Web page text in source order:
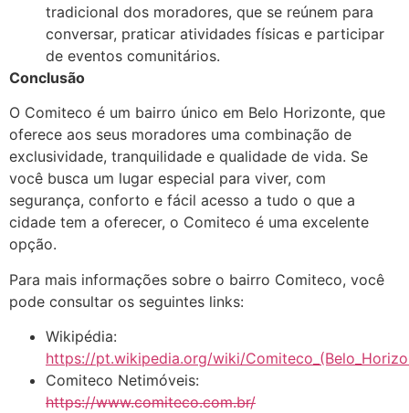
tradicional dos moradores, que se reúnem para
conversar, praticar atividades físicas e participar
de eventos comunitários.
Conclusão
O Comiteco é um bairro único em Belo Horizonte, que
oferece aos seus moradores uma combinação de
exclusividade, tranquilidade e qualidade de vida. Se
você busca um lugar especial para viver, com
segurança, conforto e fácil acesso a tudo o que a
cidade tem a oferecer, o Comiteco é uma excelente
opção.
Para mais informações sobre o bairro Comiteco, você
pode consultar os seguintes links:
Wikipédia:
https://pt.wikipedia.org/wiki/
Comiteco Netimóveis:
https://www.comiteco.com.br/